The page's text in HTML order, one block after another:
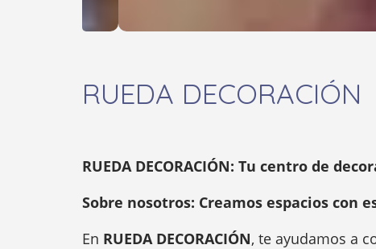
RUEDA DECORACIÓN
RUEDA DECORACIÓN: Tu centro de
Sobre nosotros: Creamos espacios con
En RUEDA DECORACIÓN, te ayudamos a